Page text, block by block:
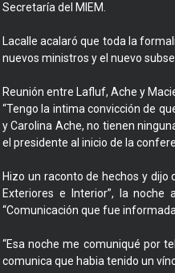
Secretaría del MIEM.
Lacalle acalaró que toda la
nuevos ministros y el nuevo
Reunión entre Lafluf, Ache y
“Tengo la intima convicción de
y Carolina Ache, no tienen
el presidente al inicio de la
Hizo un raconto de hechos y
Exteriores e Interior”, la
“Comunicación que fue
“Esa noche me comuniqué por
comunica que habia tenido un